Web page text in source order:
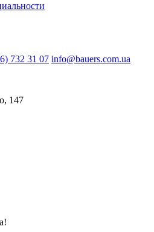
732 31 07 info@bauers.com.ua
147